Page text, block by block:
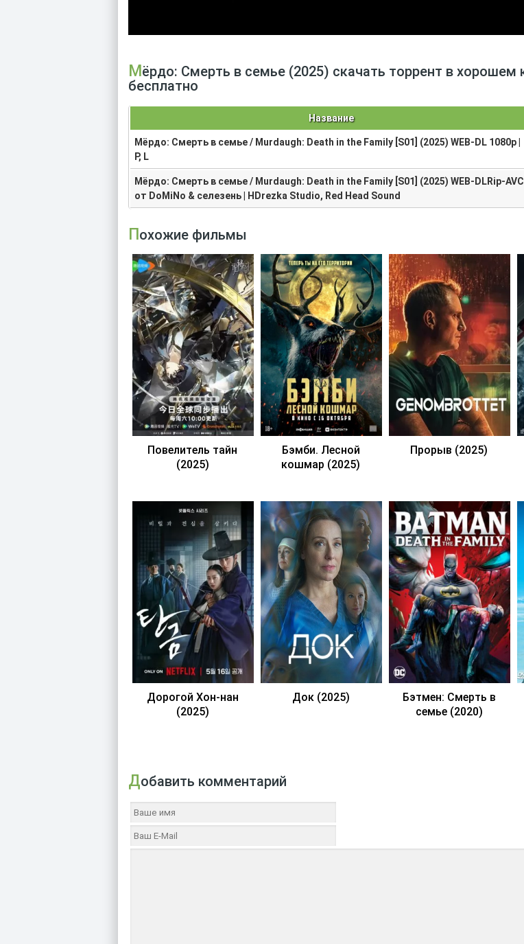
Мёрдо: Смерть в семье (2025) скачать торрент в хорошем качестве
бесплатно
Название
Мёрдо: Смерть в семье / Murdaugh: Death in the Family [S01] (2025) WEB-DL 1080p |
P, L
Мёрдо: Смерть в семье / Murdaugh: Death in the Family [S01] (2025) WEB-DLRip-AVC
от DoMiNo & селезень | HDrezka Studio, Red Head Sound
Похожие фильмы
Повелитель тайн
(2025)
Бэмби. Лесной
кошмар (2025)
Прорыв (2025)
Дорогой Хон-нан
(2025)
Док (2025)
Бэтмен: Смерть в
семье (2020)
Добавить комментарий